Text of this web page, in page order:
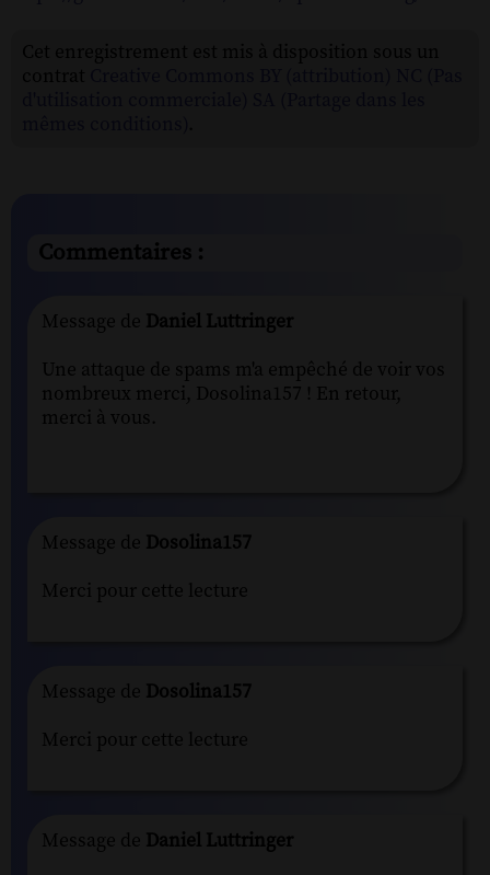
Commentaires :
Message de Daniel Luttringer
Une attaque de spams m'a empêché de voir vos
nombreux merci, Dosolina157 ! En retour,
merci à vous.
Message de Dosolina157
Merci pour cette lecture
Message de Dosolina157
Merci pour cette lecture
Message de Daniel Luttringer